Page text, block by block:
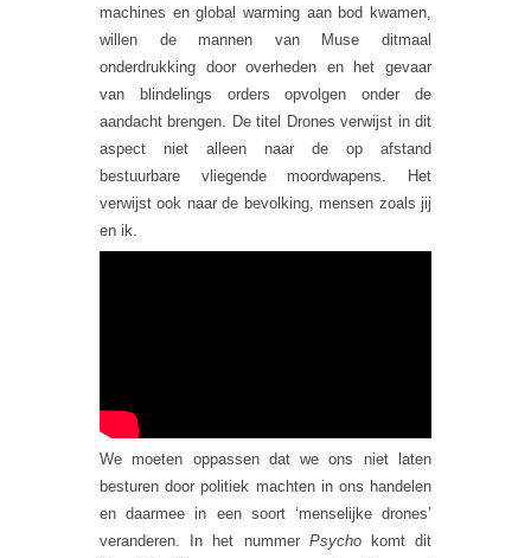
machines en global warming aan bod kwamen,
willen de mannen van Muse ditmaal
onderdrukking door overheden en het gevaar
van blindelings orders opvolgen onder de
aandacht brengen. De titel Drones verwijst in dit
aspect niet alleen naar de op afstand
bestuurbare vliegende moordwapens. Het
verwijst ook naar de bevolking, mensen zoals jij
en ik.
We moeten oppassen dat we ons niet laten
besturen door politiek machten in ons handelen
en daarmee in een soort ‘menselijke drones’
veranderen. In het nummer Psychokomt dit